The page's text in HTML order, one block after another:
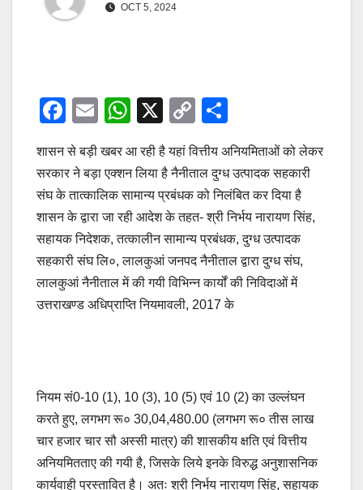
OCT 5, 2024
F
a
c
e
b
o
o
k
E
ail
W
at
s
A
p
p
X
C
p
y
Li
n
k
ar
e
शासन से बड़ी खबर आ रही है यहां वित्तीय अनियमिताओं को लेकर
सरकार ने बड़ा एक्शन लिया है नैनीताल दुग्ध उत्पादक सहकारी
संघ के तात्कालिक सामान्य प्रबंधक को निलंबित कर दिया है
शासन के द्वारा जा रही आदेश के तहत- श्री निर्भय नारायण सिंह,
सहायक निदेशक, तत्कालीन सामान्य प्रबंधक, दुग्ध उत्पादक
सहकारी संघ लि०, लालकुआं जनपद नैनीताल द्वारा दुग्ध संघ,
लालकुआं नैनीताल में की गयी विभिन्न कार्यों की निविदाओं में
उत्तराखण्ड अधिप्राप्ति नियमावली, 2017 के
नियम सं0-10 (1), 10 (3), 10 (5) एवं 10 (2) का उल्लंघन
करते हुए, लगभग रू० 30,04,480.00 (लगभग रू० तीस लाख
चार हजार चार सौ अस्सी मात्र) की शासकीय क्षति एवं वित्तीय
अनियमितताए की गयी है, जिसके लिये इनके विरुद्ध अनुशासनिक
कार्यवाही प्रस्तावित है। अतः श्री निर्भय नारायण सिंह, सहायक